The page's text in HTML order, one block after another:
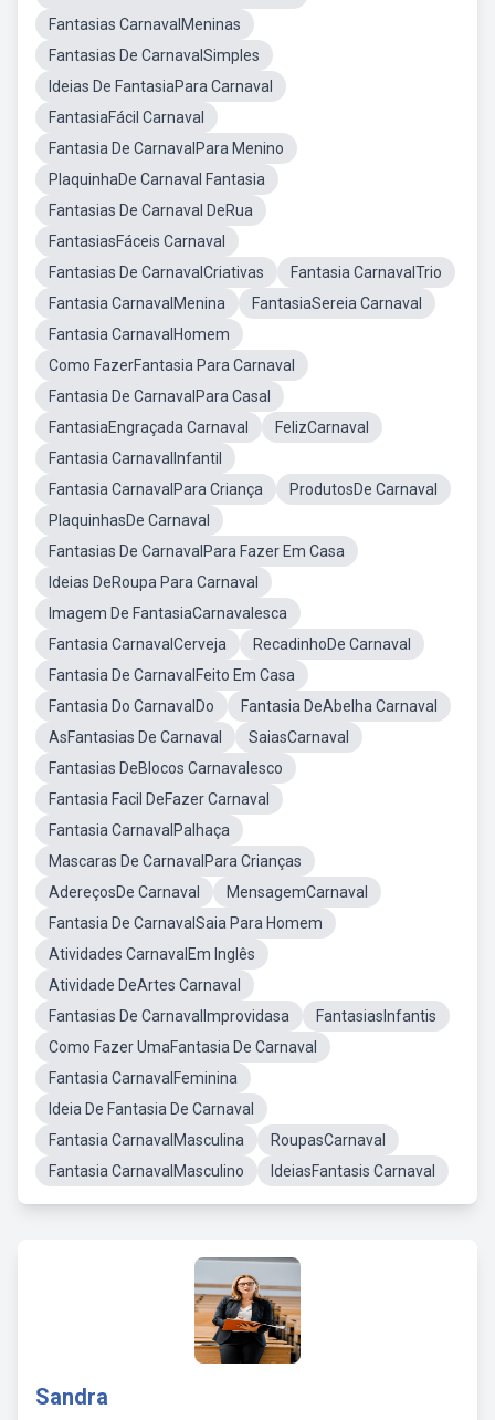
Fantasias CarnavalMeninas
Fantasias De CarnavalSimples
Ideias De FantasiaPara Carnaval
FantasiaFácil Carnaval
Fantasia De CarnavalPara Menino
PlaquinhaDe Carnaval Fantasia
Fantasias De Carnaval DeRua
FantasiasFáceis Carnaval
Fantasias De CarnavalCriativas
Fantasia CarnavalTrio
Fantasia CarnavalMenina
FantasiaSereia Carnaval
Fantasia CarnavalHomem
Como FazerFantasia Para Carnaval
Fantasia De CarnavalPara Casal
FantasiaEngraçada Carnaval
FelizCarnaval
Fantasia CarnavalInfantil
Fantasia CarnavalPara Criança
ProdutosDe Carnaval
PlaquinhasDe Carnaval
Fantasias De CarnavalPara Fazer Em Casa
Ideias DeRoupa Para Carnaval
Imagem De FantasiaCarnavalesca
Fantasia CarnavalCerveja
RecadinhoDe Carnaval
Fantasia De CarnavalFeito Em Casa
Fantasia Do CarnavalDo
Fantasia DeAbelha Carnaval
AsFantasias De Carnaval
SaiasCarnaval
Fantasias DeBlocos Carnavalesco
Fantasia Facil DeFazer Carnaval
Fantasia CarnavalPalhaça
Mascaras De CarnavalPara Crianças
AdereçosDe Carnaval
MensagemCarnaval
Fantasia De CarnavalSaia Para Homem
Atividades CarnavalEm Inglês
Atividade DeArtes Carnaval
Fantasias De CarnavalImprovidasa
FantasiasInfantis
Como Fazer UmaFantasia De Carnaval
Fantasia CarnavalFeminina
Ideia De Fantasia De Carnaval
Fantasia CarnavalMasculina
RoupasCarnaval
Fantasia CarnavalMasculino
IdeiasFantasis Carnaval
Sandra